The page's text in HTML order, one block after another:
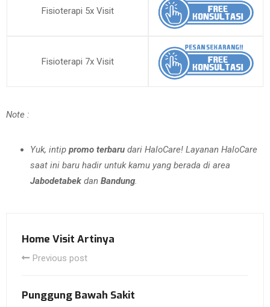
Fisioterapi 5x Visit
Fisioterapi 7x Visit
Note :
Yuk, intip promo terbaru dari HaloCare! Layanan HaloCare
saat ini baru hadir untuk kamu yang berada di area
Jabodetabek dan Bandung.
Home Visit Artinya
Previous post
Punggung Bawah Sakit